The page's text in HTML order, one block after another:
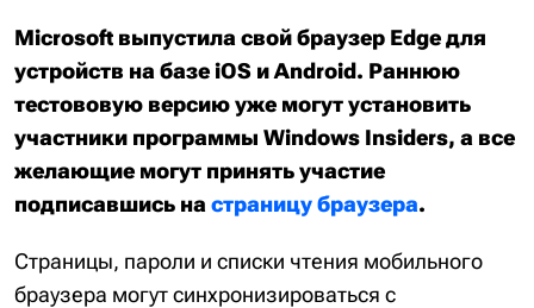
Microsoft выпустила свой браузер Edge для
устройств на базе iOS и Android. Раннюю
тестововую версию уже могут установить
участники программы Windows Insiders, а все
желающие могут принять участие
подписавшись на страницу браузера.
Страницы, пароли и списки чтения мобильного
браузера могут синхронизироваться с